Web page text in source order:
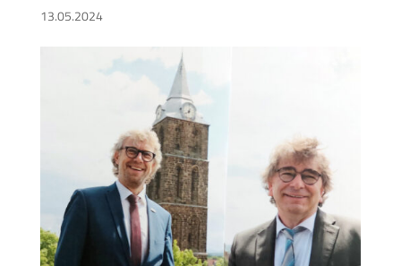
13.05.2024